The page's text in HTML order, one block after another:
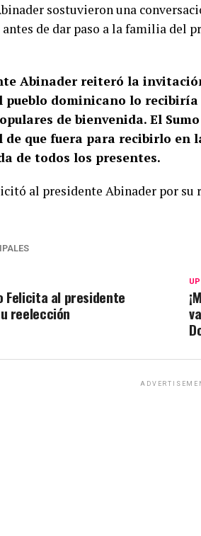
sostuvieron una
de dar paso a la familia del
Abinader reiteró la
dominicano lo
de bienvenida. El
de que fuera para recibirlo en
de todos los presentes.
al presidente Abinader por su
Felicita al presidente
reelección